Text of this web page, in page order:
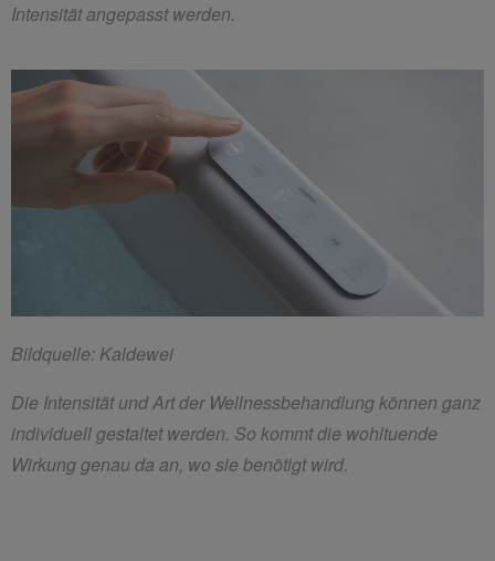
Intensität angepasst werden.
Bildquelle: Kaldewei
Die Intensität und Art der Wellnessbehandlung können ganz
individuell gestaltet werden. So kommt die wohltuende
Wirkung genau da an, wo sie benötigt wird.